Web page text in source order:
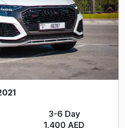
3-6 Day
1,400 AED